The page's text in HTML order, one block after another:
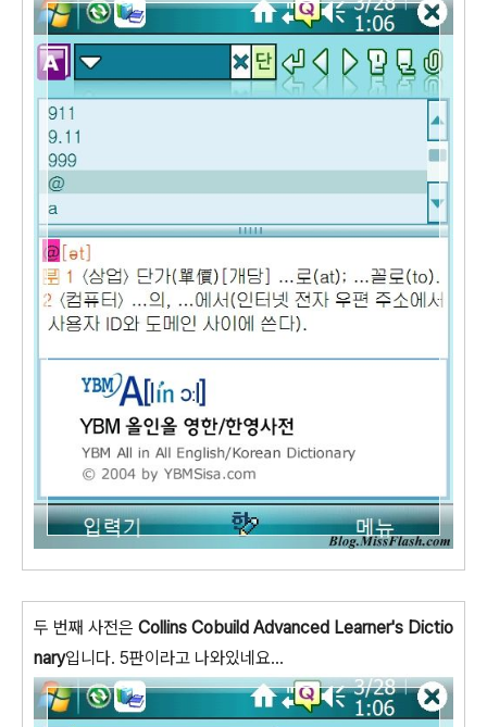
두 번째 사전은 Collins Cobuild Advanced Learner's Dictio
nary입니다. 5판이라고 나와있네요...